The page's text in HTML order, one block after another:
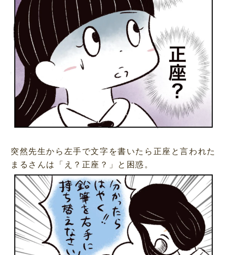
突然先生から左手で文字を書いたら正座と言われた
まるさんは「え？正座？」と困惑。